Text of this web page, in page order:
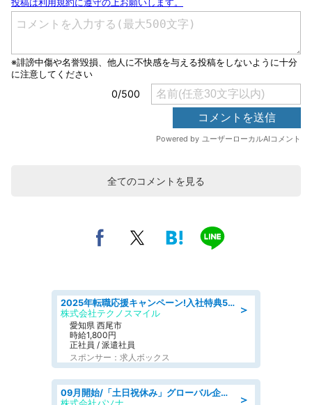
全てのコメントを見る
＞
2025年転職応援キャンペーン!入社特典58万円/デンソーで働こう!自動車工場で小型部品の検査業務 denso aichi
株式会社テクノスマイル
愛知県 西尾市
時給1,800円
正社員 / 派遣社員
スポンサー：求人ボックス
＞
09月開始/「土日祝休み」グローバル企業での産業保健のお仕事/保健師/高時給/残業なし/服装自由